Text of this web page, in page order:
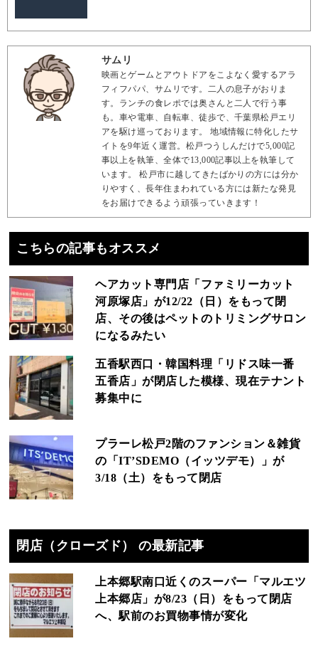
サムリ
映画とゲームとアウトドアをこよなく愛するアラ
フィフパパ、サムリです。二人の息子がおりま
す。ランチの食レポでは奥さんと二人で行う事
も。車や電車、自転車、徒歩で、千葉県松戸エリ
アを駆け巡っております。 地域情報に特化したサ
イトを9年近く運営。松戸つうしんだけで5,000記
事以上を執筆、全体で13,000記事以上を執筆して
います。 松戸市に越してきたばかりの方には分か
りやすく、長年住まわれている方には新たな発見
をお届けできるよう頑張っていきます！
こちらの記事もオススメ
ヘアカット専門店「ファミリーカット
河原塚店」が12/22（日）をもって閉
店、その後はペットのトリミングサロン
になるみたい
五香駅西口・韓国料理「リドス味一番
五香店」が閉店した模様、現在テナント
募集中に
プラーレ松戸2階のファンション＆雑貨
の「IT’SDEMO（イッツデモ）」が
3/18（土）をもって閉店
閉店（クローズド） の最新記事
上本郷駅南口近くのスーパー「マルエツ
上本郷店」が8/23（日）をもって閉店
へ、駅前のお買物事情が変化